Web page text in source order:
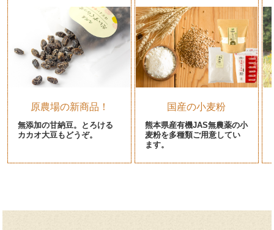
原農場の新商品！
無添加の甘納豆。とろける
カカオ大豆もどうぞ。
国産の小麦粉
熊本県産有機JAS無農薬の小
麦粉を多種類ご用意してい
ます。